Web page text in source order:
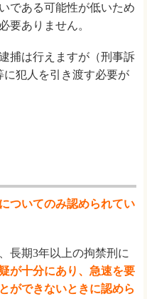
である可能性が低いため
要ありません。
捕は行えますが（刑事訴
に犯人を引き渡す必要が
ついてのみ認められてい
長期3年以上の拘禁刑に
が十分にあり、急速を要
ができないときに認めら